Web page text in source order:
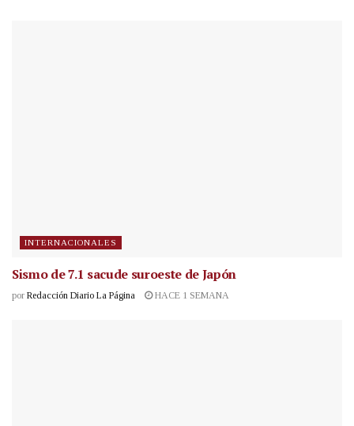
INTERNACIONALES
Sismo de 7.1 sacude suroeste de Japón
por Redacción Diario La Página HACE 1 SEMANA